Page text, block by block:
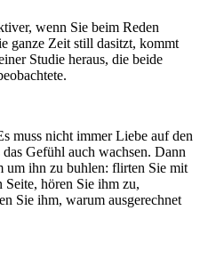
wenn Sie beim Reden
ganze Zeit still dasitzt, kommt
Studie heraus, die beide
muss nicht immer Liebe auf den
Gefühl auch wachsen. Dann
um ihn zu buhlen: flirten Sie mit
Seite, hören Sie ihm zu,
Sie ihm, warum ausgerechnet